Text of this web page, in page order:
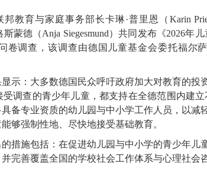
育与家庭事务部长卡琳·普里恩（Karin
蒙德（Anja Siegesmund）共同发布《2026年
卷调查，该调查由德国儿童基金会委托福尔萨
：大多数德国民众呼吁政府加大对教育的投
调查的青少年儿童，都支持在全德范围内建
备专业资质的幼儿园与中小学工作人员，以
够强制性地、尽快地接受基础教育。
施包括：在促进幼儿园与中小学的青少年儿
完善覆盖全国的学校社会工作体系与心理社